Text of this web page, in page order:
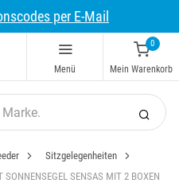
per E-Mail
Menü
0
Mein Warenkorb
Sitzgelegenheiten
SONNENSEGEL SENSAS MIT 2 BOXEN